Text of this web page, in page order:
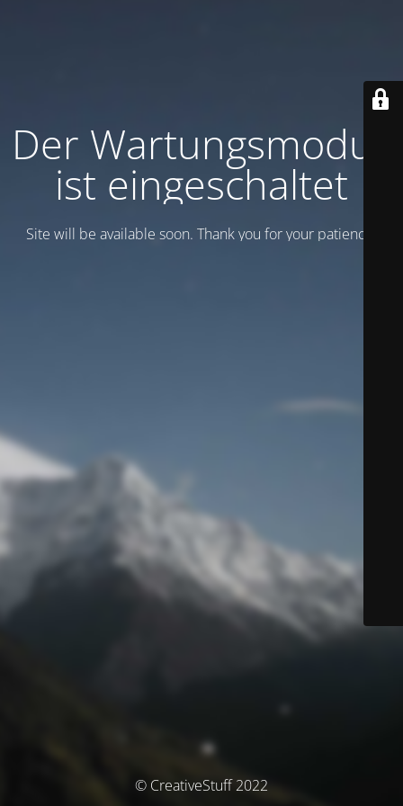
Der Wartungsmodus
ist eingeschaltet
Site will be available soon. Thank you for your patience!
© CreativeStuff 2022